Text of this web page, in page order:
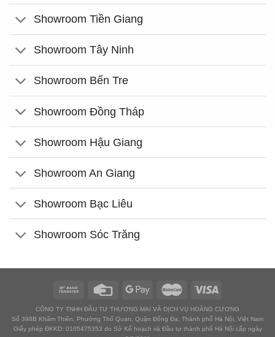
Showroom Tiền Giang
Showroom Tây Ninh
Showroom Bến Tre
Showroom Đồng Tháp
Showroom Hậu Giang
Showroom An Giang
Showroom Bạc Liêu
Showroom Sóc Trăng
CÔNG TY TNHH ĐẦU TƯ THƯƠNG MẠI VÀ DỊCH VỤ HOÀNG CƯƠNG
Số 398B Khâm Thiên, Phường Thổ Quan, Quận Đống Đa, Thành phố Hà Nội, Việt Nam
Giấy phép ĐKKD: 0105475353 do Sở Kế hoạch và Đầu tư thành phố Hà Nội cấp ngày